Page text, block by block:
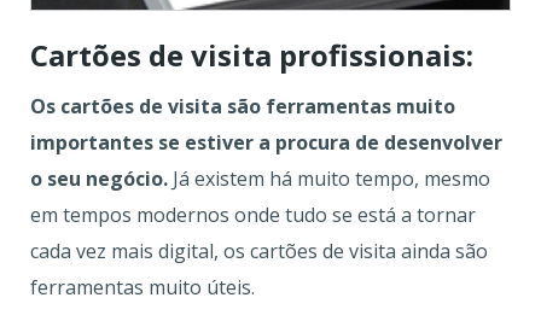
Cartões de visita profissionais:
Os cartões de visita são ferramentas muito
importantes se estiver a procura de desenvolver
o seu negócio. Já existem há muito tempo, mesmo
em tempos modernos onde tudo se está a tornar
cada vez mais digital, os cartões de visita ainda são
ferramentas muito úteis.